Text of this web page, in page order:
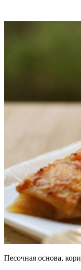
Песочная основа,